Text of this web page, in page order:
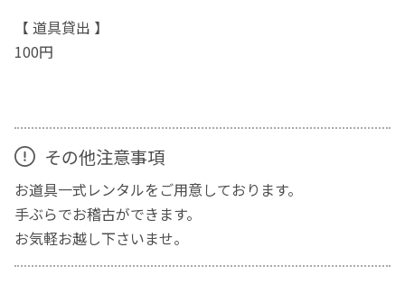
【 道具貸出 】
100円
その他注意事項
お道具一式レンタルをご用意しております。
手ぶらでお稽古ができます。
お気軽お越し下さいませ。